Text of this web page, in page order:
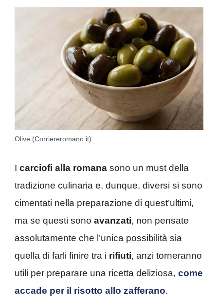
Olive (Corriereromano.it)
I carciofi alla romana sono un must della
tradizione culinaria e, dunque, diversi si sono
cimentati nella preparazione di quest’ultimi,
ma se questi sono avanzati, non pensate
assolutamente che l’unica possibilità sia
quella di farli finire tra i rifiuti, anzi torneranno
utili per preparare una ricetta deliziosa, come
accade per il risotto allo zafferano.